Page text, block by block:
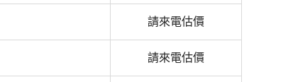
請來電估價
請來電估價